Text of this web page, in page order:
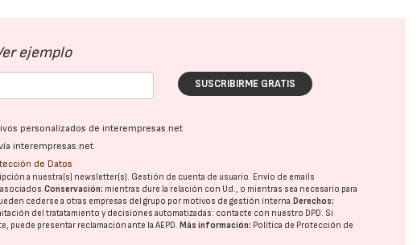
ejemplo
SUSCRIBIRME GRATIS
personalizados de interempresas.net
interempresas.net
de Datos
a nuestra(s) newsletter(s). Gestión de cuenta de usuario. Envío de emails
Conservación: mientras dure la relación con Ud., o mientras sea necesario para
cederse a otras empresas del grupo por motivos de gestión interna. Derechos:
del tratatamiento y decisiones automatizadas: contacte con nuestro DPD. Si
puede presentar reclamación ante laAEPD. Más información: Política de Protección de